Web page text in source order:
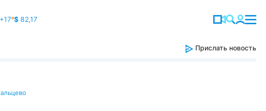
+17°$82,17
Прислать новость